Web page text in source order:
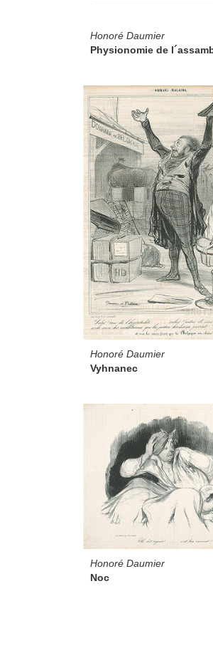
Honoré Daumier
Physionomie de
Honoré Daumier
Vyhnanec
Honoré Daumier
Noc